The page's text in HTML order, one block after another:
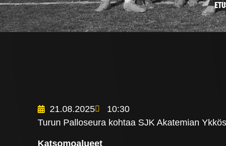
21.08.2025
10:30
Turun Palloseura kohtaa SJK Akatemian
Katsomoalueet